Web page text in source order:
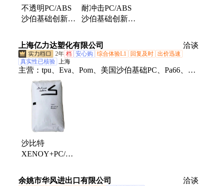
增韧剂PTW、TPX塑料、PEI粉末、PPS塑胶原料、增
强塑料、粘合剂
不透明PC/ABS
沙伯基础创新
膝制造用 抗冲
击性能
耐冲击PC/ABS
沙伯基础创新
连接器制造用
阻燃V0
上海亿力达塑化有限公司 洽谈
2年 档 安心购 综合体验L1 回复及时 出价迅速
真实性已核验 上海
主营： tpu、Eva、Pom、美国沙伯基础PC、Pa66、
Lcp、Pa6t、Pa9t、Pa6、Poe、Hdpe、Ldpe、Lldpe、
Pc、Hips、Pbt、Pctg、Pc/abs、Abs、pp、Ppsu、
Pps、Para、Tpee、Pa612、Pa12
沙比特
XENOY+PC/PBT
X5300WX 耐候
余姚市华风进出口有限公司 洽谈